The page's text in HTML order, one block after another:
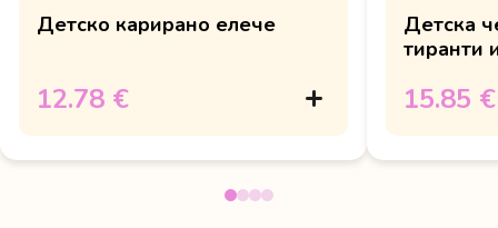
Детско карирано елече
12.78 €
Детска
тиранти
15.85 €